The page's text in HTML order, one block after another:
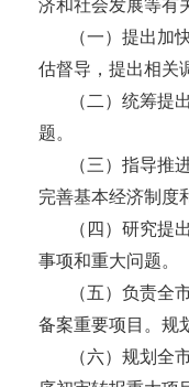
济和社会发展等有
（一）提出加
估督导，提出相关
（二）统筹提
题。
（三）指导推
完善基本经济制度
（四）研究提
事项和重大问题。
（五）负责全
备案重要项目。规
（六）规划全